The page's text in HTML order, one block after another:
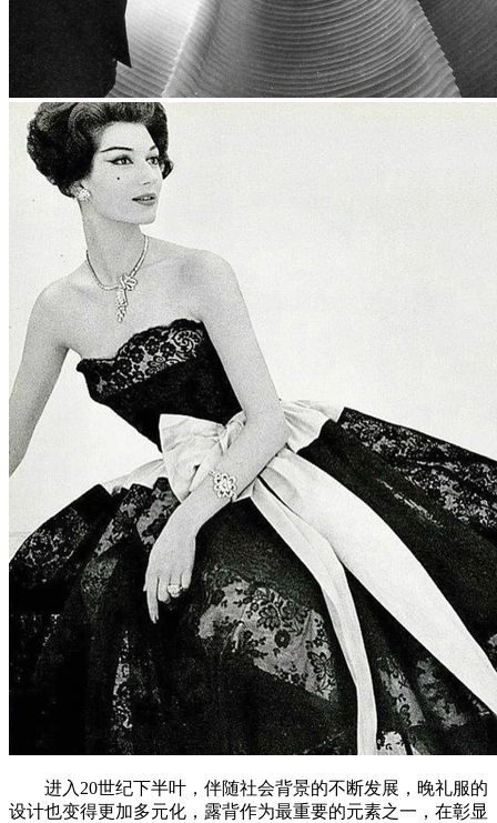
进入20世纪下半叶，伴随社会背景的不断发展，晚礼服的
设计也变得更加多元化，露背作为最重要的元素之一，在彰显